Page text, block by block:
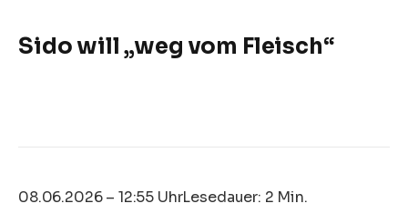
Sido will „weg vom Fleisch“
08.06.2026 – 12:55 UhrLesedauer: 2 Min.